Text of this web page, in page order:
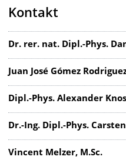
Kontakt
Dr. rer. nat. Dipl.-Phys.
Juan José Gómez
Dipl.-Phys. Alexander
Dr.-Ing. Dipl.-Phys.
Vincent Melzer, M.Sc.